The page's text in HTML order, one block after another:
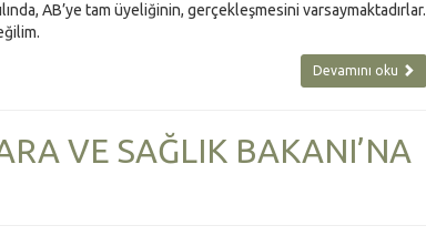
AB’ye tam üyeliğinin, gerçekleşmesini varsaymaktadırlar.
Devamını oku
VE SAĞLIK BAKANI’NA